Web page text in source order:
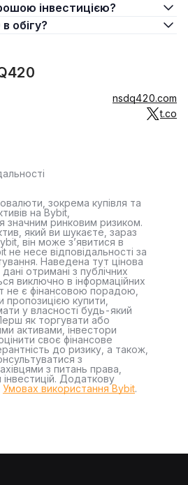
інвестицією?
в обігу?
nsdq420.com
t.co
зокрема купівля та
на Bybit,
значним ринковим ризиком.
який ви шукаєте, зараз
він може з’явитися в
не несе відповідальності за
Наведена тут цінова
дані отримані з публічних
виключно в інформаційних
не є фінансовою порадою,
купити,
у власності будь-який
як торгувати або
активами, інвестори
своє фінансове
до ризику, а також,
з
з питань права,
Додаткову
Умовах використання Bybit.